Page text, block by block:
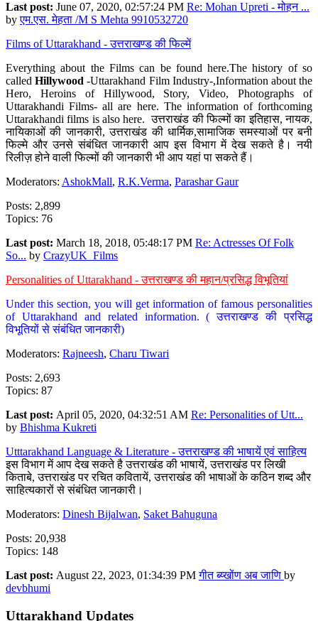
Last post: June 07, 2020, 02:57:24 PM Re: Mohan Upreti - मोहन ...
byएम.एस. मेहता /M S Mehta 9910532720
Films of Uttarakhand - उत्तराखण्ड की फिल्में
Everything about the Films can be found here.The history of so
calledHillywood-Uttarakhand Film Industry-,Information about the
Hero, Heroins of Hillywood, Story, Video, Photographs of
Uttarakhandi Films- all are here. The information of forthcoming
Uttarakhandi films is also here. उत्तराखंड की फिल्मों का इतिहास, नायक,
नायिकाओं की जानकारी, उत्तराखंड की धार्मिक,सामाजिक समस्याओं पर बनी
फिल्मे और उनसे संबंधित जानकारी आप इस विभाग में देख सकते है। नयी
रिलीज़ होने वाली फिल्मों की जानकारी भी आप यहां पा सकते हैं।
Moderators: AshokMall, R.K.Verma, Parashar Gaur
Posts: 2,899
Topics: 76
Last post: March 18, 2018, 05:48:17 PM Re: Actresses Of Folk
So... by CrazyUK_Films
Personalities of Uttarakhand - उत्तराखण्ड की महान/प्रसिद्ध विभूतियां
Under this section, you will get information of famous personalities
of Uttarakhand and related information. ( उत्तराखण्ड की प्रसिद्ध
विभूतियों से संबंधित जानकारी)
Moderators: Rajneesh, Charu Tiwari
Posts: 2,693
Topics: 87
Last post: April 05, 2020, 04:32:51 AM Re: Personalities of Utt...
by Bhishma Kukreti
Utttarakhand Language & Literature - उत्तराखण्ड की भाषायें एवं साहित्य
इस विभाग में आप देख सकते है उत्तराखंड की भाषायें, उत्तराखंड पर लिखी
किताबे, उत्तराखंड पर रचित कवितायें, उत्तराखंड की भाषाओं के कठिन शब्द और
साहित्यकारों से संबंधित जानकारी।
Moderators: Dinesh Bijalwan, Saket Bahuguna
Posts: 20,938
Topics: 148
Last post: August 22, 2023, 01:34:39 PMगीत ब्य्खोंण अब जाणि by
devbhumi
Uttarakhand Updates